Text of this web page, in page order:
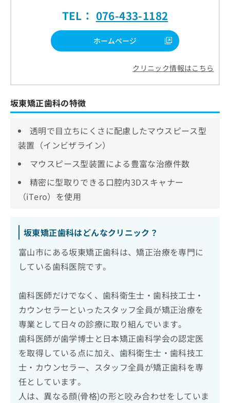
TEL： 076-433-1182
ホームページ
クリニック情報はこちら
坂東矯正歯科の特徴
透明で目立ちにくさに配慮したマウスピース型
装置（インビザライン）
マウスピース型装置による豊富な治療件数
精密に型取りできる口腔内3Dスキャナー
（iTero）を使用
坂東矯正歯科はどんなクリニック？
富山市にある坂東矯正歯科は、矯正治療を専門に
している歯科医院です。
歯科医師だけでなく、歯科衛生士・歯科技工士・
カウンセラーといったスタッフ全員が矯正治療を
専業として日々の診療に取り組んでいます。
歯科医師が歯学博士と日本矯正歯科学会の認定医
を取得している点に加え、歯科衛生士・歯科技工
士・カウンセラー、スタッフ全員が矯正歯科を専
任としています。
人は、異なる顔(骨格)の形と咬み合わせをしていま